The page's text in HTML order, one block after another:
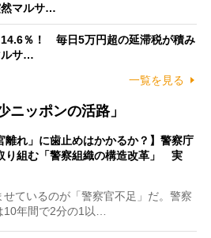
然マルサ…
14.6％！ 毎日5万円超の延滞税が積み
ルサ…
一覧を見る
ニッポンの活路」
離れ」に歯止めはかかるか？】警察庁
り組む「警察組織の構造改革」 実
ているのが「警察官不足」だ。警察
年間で2分の1以…